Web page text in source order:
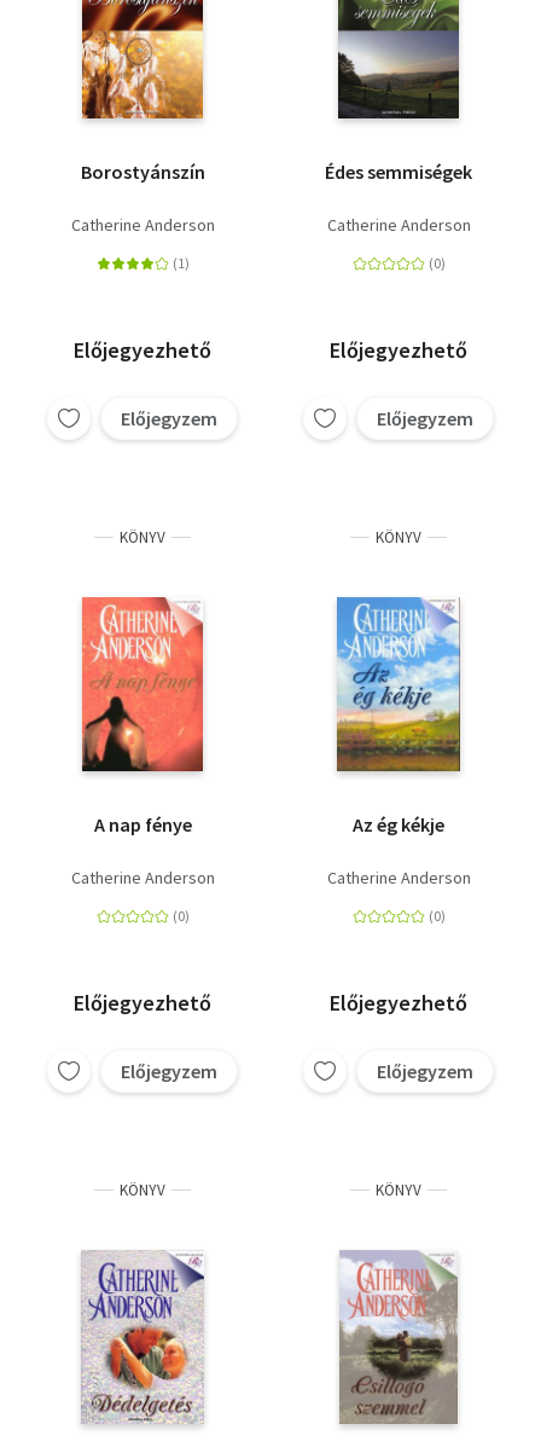
Borostyánszín
Catherine Anderson
Előjegyezhető
Előjegyzem
Édes semmiségek
Catherine Anderson
Előjegyezhető
Előjegyzem
KÖNYV
A nap fénye
Catherine Anderson
Előjegyezhető
Előjegyzem
KÖNYV
Az ég kékje
Catherine Anderson
Előjegyezhető
Előjegyzem
KÖNYV KÖNYV